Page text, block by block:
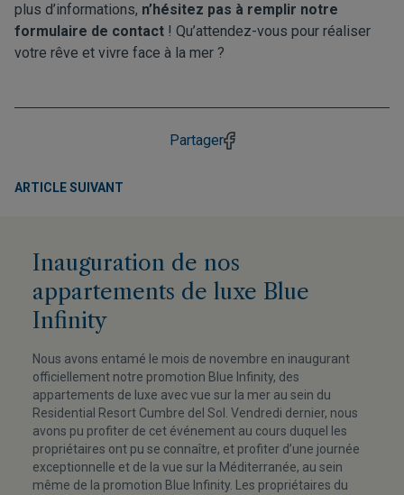
plus d’informations, n’hésitez pas à remplir notre
formulaire de contact ! Qu’attendez-vous pour réaliser
votre rêve et vivre face à la mer ?
Partager
ARTICLE SUIVANT
Inauguration de nos
appartements de luxe Blue
Infinity
Nous avons entamé le mois de novembre en inaugurant
officiellement notre promotion Blue Infinity, des
appartements de luxe avec vue sur la mer au sein du
Residential Resort Cumbre del Sol. Vendredi dernier, nous
avons pu profiter de cet événement au cours duquel les
propriétaires ont pu se connaître, et profiter d’une journée
exceptionnelle et de la vue sur la Méditerranée, au sein
même de la promotion Blue Infinity. Les propriétaires du